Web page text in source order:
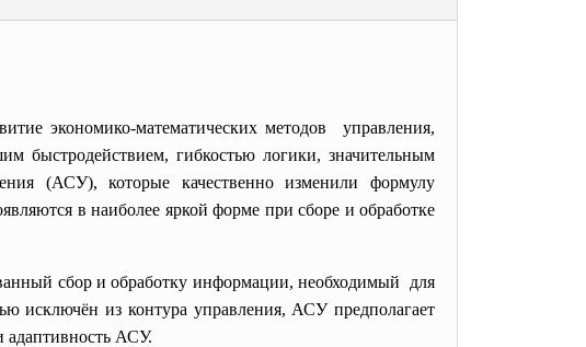
экономико-математических методов управления,
быстродействием, гибкостью логики, значительным
(АСУ), которые качественно изменили формулу
в наиболее яркой форме при сборе и обработке
сбор и обработку информации, необходимый для
исключён из контура управления, АСУ предполагает
адаптивность АСУ.